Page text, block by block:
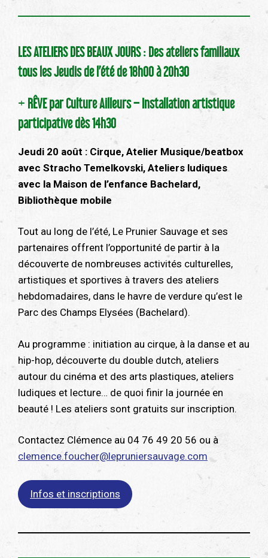
LES ATELIERS DES BEAUX JOURS : Des ateliers familiaux
tous les Jeudis de l’été de 18h00 à 20h30
+RÊVE par Culture Ailleurs – Installation artistique
participative dès 14h30
Jeudi 20 août : Cirque, Atelier Musique/beatbox
avec Stracho Temelkovski, Ateliers ludiques
avec la Maison de l’enfance Bachelard,
Bibliothèque mobile
Tout au long de l’été, Le Prunier Sauvage et ses
partenaires offrent l’opportunité de partir à la
découverte de nombreuses activités culturelles,
artistiques et sportives à travers des ateliers
hebdomadaires, dans le havre de verdure qu’est le
Parc des Champs Elysées (Bachelard).
Au programme : initiation au cirque, à la danse et au
hip-hop, découverte du double dutch, ateliers
autour du cinéma et des arts plastiques, ateliers
ludiques et lecture… de quoi finir la journée en
beauté ! Les ateliers sont gratuits sur inscription.
Contactez Clémence au 04 76 49 20 56 ou à
clemence.foucher@lepruniersauvage.com
Infos et inscriptions